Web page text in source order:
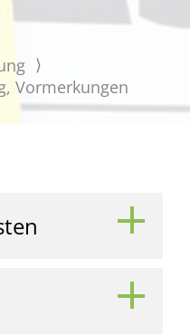
Vormerkungen